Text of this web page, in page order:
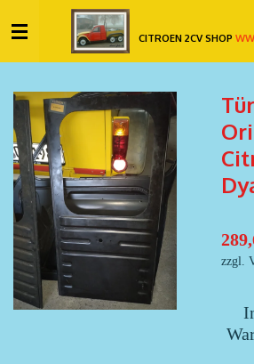
Hauptinhalt
springen
CITROEN 2CV SHOP
zzgl.